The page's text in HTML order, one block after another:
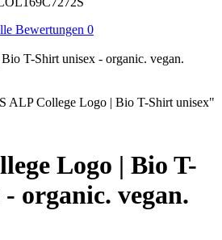
Bewertungen 0
T-Shirt unisex - organic. vegan.
ALP College Logo | Bio T-Shirt unisex"
Logo | Bio T-
organic. vegan.